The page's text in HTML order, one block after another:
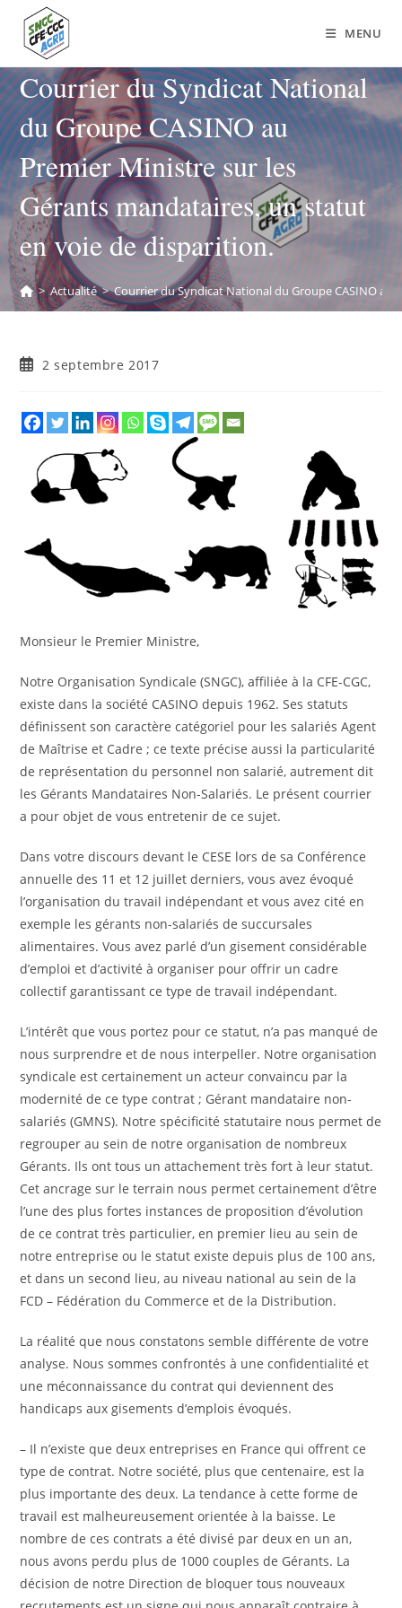
MENU
Courrier du Syndicat National
du Groupe CASINO au
Premier Ministre sur les
Gérants mandataires, un statut
en voie de disparition.
> Actualité > Courrier du Syndicat National du Groupe CASINO
2 septembre 2017
Monsieur le Premier Ministre,
Notre Organisation Syndicale (SNGC), affiliée à la CFE-CGC,
existe dans la société CASINO depuis 1962. Ses statuts
définissent son caractère catégoriel pour les salariés Agent
de Maîtrise et Cadre ; ce texte précise aussi la particularité
de représentation du personnel non salarié, autrement dit
les Gérants Mandataires Non-Salariés. Le présent courrier
a pour objet de vous entretenir de ce sujet.
Dans votre discours devant le CESE lors de sa Conférence
annuelle des 11 et 12 juillet derniers, vous avez évoqué
l’organisation du travail indépendant et vous avez cité en
exemple les gérants non-salariés de succursales
alimentaires. Vous avez parlé d’un gisement considérable
d’emploi et d’activité à organiser pour offrir un cadre
collectif garantissant ce type de travail indépendant.
L’intérêt que vous portez pour ce statut, n’a pas manqué de
nous surprendre et de nous interpeller. Notre organisation
syndicale est certainement un acteur convaincu par la
modernité de ce type contrat ; Gérant mandataire non-
salariés (GMNS). Notre spécificité statutaire nous permet de
regrouper au sein de notre organisation de nombreux
Gérants. Ils ont tous un attachement très fort à leur statut.
Cet ancrage sur le terrain nous permet certainement d’être
l’une des plus fortes instances de proposition d’évolution
de ce contrat très particulier, en premier lieu au sein de
notre entreprise ou le statut existe depuis plus de 100 ans,
et dans un second lieu, au niveau national au sein de la
FCD – Fédération du Commerce et de la Distribution.
La réalité que nous constatons semble différente de votre
analyse. Nous sommes confrontés à une confidentialité et
une méconnaissance du contrat qui deviennent des
handicaps aux gisements d’emplois évoqués.
– Il n’existe que deux entreprises en France qui offrent ce
type de contrat. Notre société, plus que centenaire, est la
plus importante des deux. La tendance à cette forme de
travail est malheureusement orientée à la baisse. Le
nombre de ces contrats a été divisé par deux en un an,
nous avons perdu plus de 1000 couples de Gérants. La
décision de notre Direction de bloquer tous nouveaux